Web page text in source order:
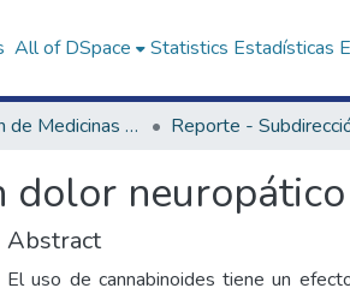
All of DSpace Statistics Estadísticas
Subdirección de Medicinas Complementarias
dolor
Abstract
El uso de cannabinoides tiene un